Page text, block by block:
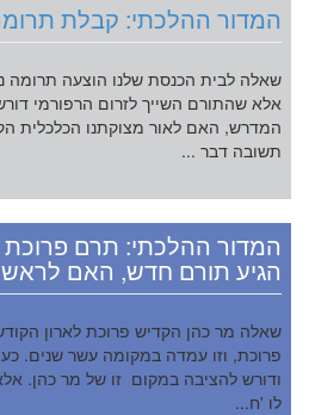
המדור ההלכתי: קבלת
אלא שהתורם השייך לזרום הרפורמי
המדרש, האם לאור מצוקתנו הכלכלית
תשובה דבר ...
הגיע תורם חדש, האם
שאלה מר כהן הקדיש פרוכת לארון
פרוכת, וזו עמדה במקומה עשר שנים.
ודורש להציבה במקום זו של מר כהן.
לו 'ח...